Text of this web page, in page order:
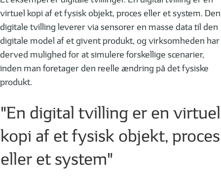
virtuel kopi af et fysisk objekt, proces eller et system. Den
digitale tvilling leverer via sensorer en masse data til den
digitale model af et givent produkt, og virksomheden har
derved mulighed for at simulere forskellige scenarier,
inden man foretager den reelle ændring på det fysiske
produkt.
"En digital tvilling er en virtuel
kopi af et fysisk objekt, proces
eller et system"